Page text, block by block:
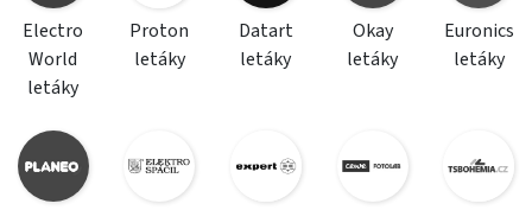
Electro
World
letáky
Proton
letáky
Datart
letáky
Okay
letáky
Euronics
letáky